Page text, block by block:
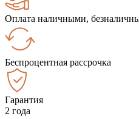
Оплата наличными,
Беспроцентная рассрочка
Гарантия
2 года